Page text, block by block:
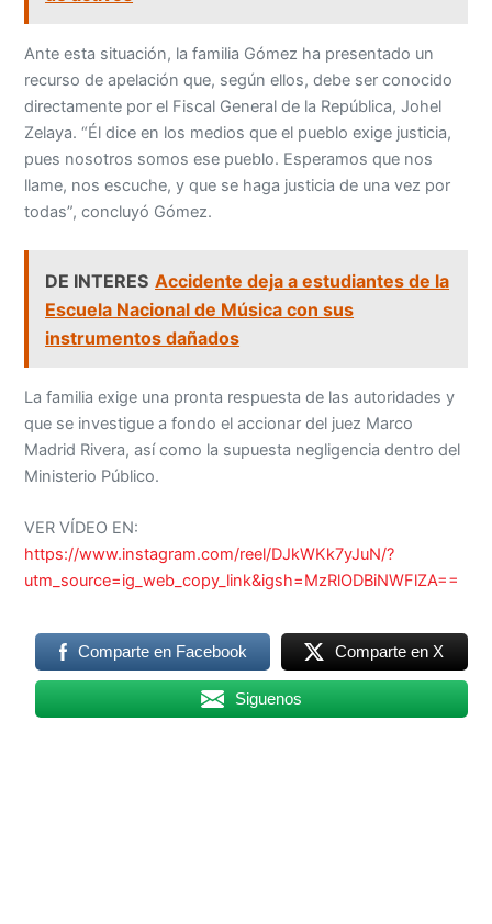
Ante esta situación, la familia Gómez ha presentado un
recurso de apelación que, según ellos, debe ser conocido
directamente por el Fiscal General de la República, Johel
Zelaya. “Él dice en los medios que el pueblo exige justicia,
pues nosotros somos ese pueblo. Esperamos que nos
llame, nos escuche, y que se haga justicia de una vez por
todas”, concluyó Gómez.
DE INTERES Accidente deja a estudiantes de la
Escuela Nacional de Música con sus
instrumentos dañados
La familia exige una pronta respuesta de las autoridades y
que se investigue a fondo el accionar del juez Marco
Madrid Rivera, así como la supuesta negligencia dentro del
Ministerio Público.
VER VÍDEO EN:
https://www.instagram.com/reel/DJkWKk7yJuN/?
utm_source=ig_web_copy_link&igsh=MzRlODBiNWFlZA==
Comparte en Facebook Comparte en X
Siguenos